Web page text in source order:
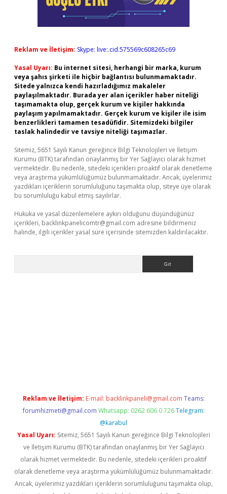
Reklam ve İletişim: Skype: live:.cid.575569c608265c69
Yasal Uyarı: Bu internet sitesi, herhangi bir marka, kurum
veya şahıs şirketi ile hiçbir bağlantısı bulunmamaktadır.
Sitede yalnızca kendi hazırladığımız makaleler
paylaşılmaktadır. Burada yer alan içerikler haber niteliği
taşımamakta olup, gerçek kurum ve kişiler hakkında
paylaşım yapılmamaktadır. Gerçek kurum ve kişiler ile isim
benzerlikleri tamamen tesadüfidir. Sitemizdeki bilgiler
taslak halindedir ve tavsiye niteliği taşımazlar.
Sitemiz, 5651 Sayılı Kanun gereğince Bilgi Teknolojileri ve İletişim
Kurumu (BTK) tarafından onaylanmış bir Yer Sağlayıcı olarak hizmet
vermektedir. Bu nedenle, sitedeki içerikleri proaktif olarak denetleme
veya araştırma yükümlülüğümüz bulunmamaktadır. Ancak, üyelerimiz
yazdıkları içeriklerin sorumluluğunu taşımakta olup, siteye üye olarak
bu sorumluluğu kabul etmiş sayılırlar.
Hukuka ve yasal düzenlemelere aykırı olduğunu düşündüğünüz
içerikleri, backlinkpanelicomtr@gmail.com adresine bildirmeniz
halinde, ilgili içerikler yasal süre içerisinde sitemizden kaldırılacaktır.
Reklam ve İletişim: E-mail: backlinkpaneli@gmail.com Teams:
forumhizmeti@gmail.com Whatsapp: 0262 606 0 726 Telegram:
@karabul
Yasal Uyarı: Sitemiz, 5651 Sayılı Kanun gereğince Bilgi Teknolojileri
ve İletişim Kurumu (BTK) tarafından onaylanmış bir Yer Sağlayıcı
olarak hizmet vermektedir. Bu nedenle, sitedeki içerikleri proaktif
olarak denetleme veya araştırma yükümlülüğümüz bulunmamaktadır.
Ancak, üyelerimiz yazdıkları içeriklerin sorumluluğunu taşımakta olup,